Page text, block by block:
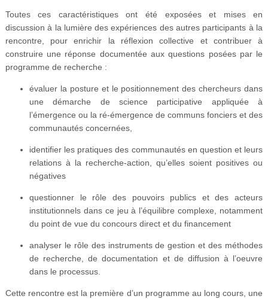
Toutes ces caractéristiques ont été exposées et mises en
discussion à la lumière des expériences des autres participants à la
rencontre, pour enrichir la réflexion collective et contribuer à
construire une réponse documentée aux questions posées par le
programme de recherche :
évaluer la posture et le positionnement des chercheurs dans
une démarche de science participative appliquée à
l’émergence ou la ré-émergence de communs fonciers et des
communautés concernées,
identifier les pratiques des communautés en question et leurs
relations à la recherche-action, qu’elles soient positives ou
négatives
questionner le rôle des pouvoirs publics et des acteurs
institutionnels dans ce jeu à l’équilibre complexe, notamment
du point de vue du concours direct et du financement
analyser le rôle des instruments de gestion et des méthodes
de recherche, de documentation et de diffusion à l’oeuvre
dans le processus.
Cette rencontre est la première d’un programme au long cours, une